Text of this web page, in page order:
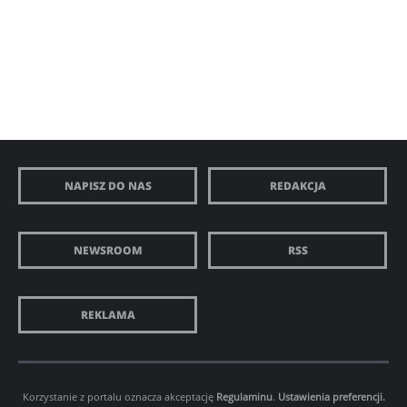
NAPISZ DO NAS REDAKCJA
NEWSROOM RSS
REKLAMA
Korzystanie z portalu oznacza akceptację Regulaminu. Ustawienia preferencji.